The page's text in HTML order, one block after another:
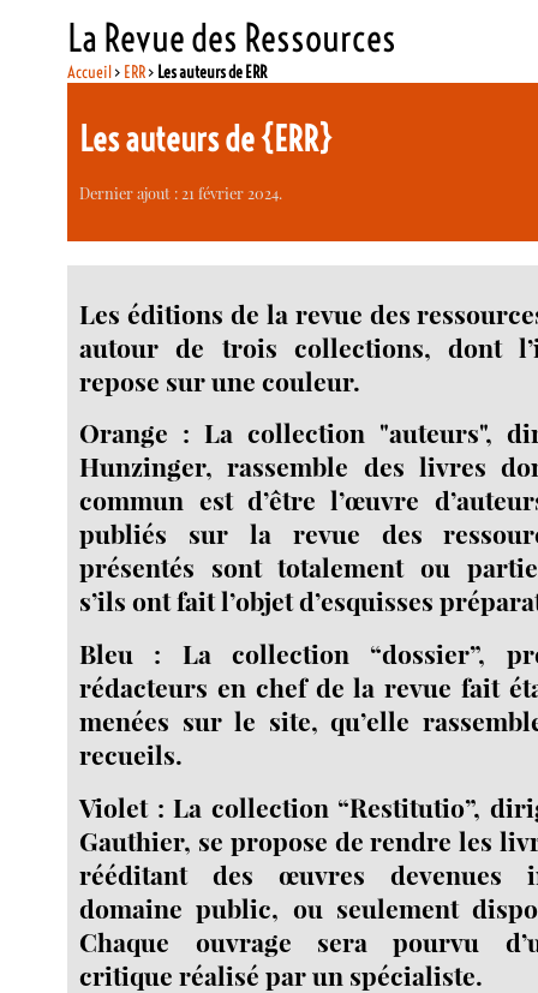
La Revue des Ressources
Accueil> ERR> Les auteurs de ERR
Les auteurs de {ERR}
Dernier ajout : 21 février 2024.
Les éditions de la revue des
autour de trois collections, dont
repose sur une couleur.
Orange : La collection "auteurs",
Hunzinger, rassemble des livres
commun est d’être l’œuvre
publiés sur la revue des
présentés sont totalement ou
s’ils ont fait l’objet d’esquisses
Bleu : La collection “dossier”,
rédacteurs en chef de la revue fait
menées sur le site, qu’elle
recueils.
Violet : La collection “Restitutio”,
Gauthier, se propose de rendre les
rééditant des œuvres devenues
domaine public, ou seulement
Chaque ouvrage sera pourvu
critique réalisé par un spécialiste.